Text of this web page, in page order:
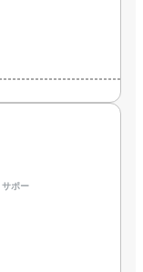
ポート